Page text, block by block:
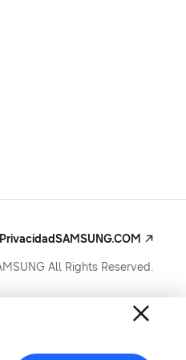
PrivacidadSAMSUNG.COM
All Rights Reserved.